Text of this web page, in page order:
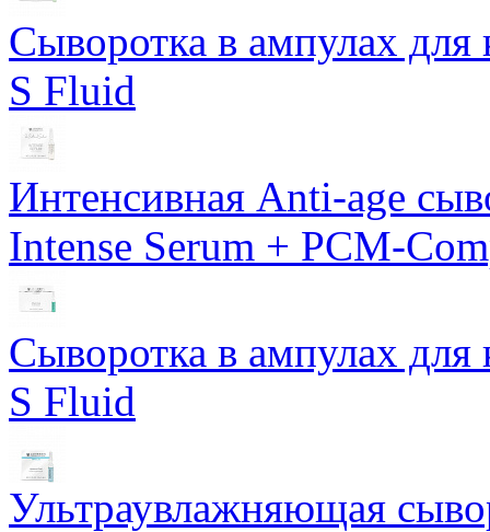
Сыворотка в ампулах для
S Fluid
Интенсивная Anti-age
Intense Serum + PCM-
Сыворотка в ампулах для
S Fluid
Ультраувлажняющая